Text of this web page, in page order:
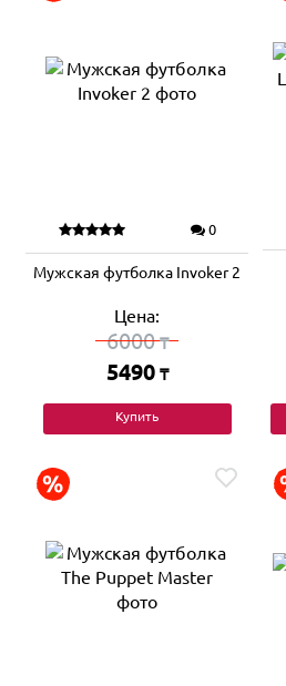
0
Мужская футболка Invoker 2
Цена:
6000₸
5490 ₸
Купить